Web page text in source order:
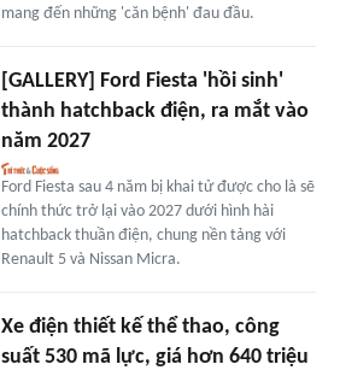
mang đến những 'căn bệnh' đau đầu.
[GALLERY] Ford Fiesta 'hồi sinh'
thành hatchback điện, ra mắt vào
năm 2027
Ford Fiesta sau 4 năm bị khai tử được cho là sẽ
chính thức trở lại vào 2027 dưới hình hài
hatchback thuần điện, chung nền tảng với
Renault 5 và Nissan Micra.
Xe điện thiết kế thể thao, công
suất 530 mã lực, giá hơn 640 triệu